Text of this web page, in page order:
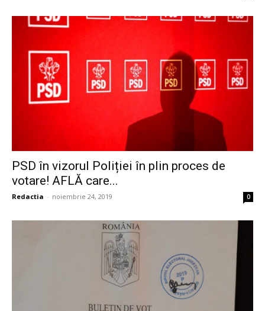
PSD în vizorul Poliției în plin proces de
votare! AFLĂ care...
Redactia - noiembrie 24, 2019 0